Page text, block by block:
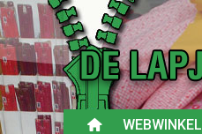
WEBWINKEL